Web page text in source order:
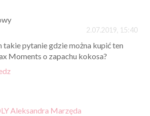
2.07.2019, 15:40
takie pytanie gdzie można kupić ten
Moments o zapachu kokosa?
Aleksandra Marzęda